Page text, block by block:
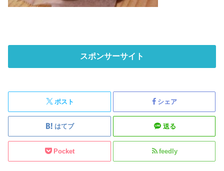
スポンサーサイト
ポスト シェア
はてブ 送る
Pocket feedly